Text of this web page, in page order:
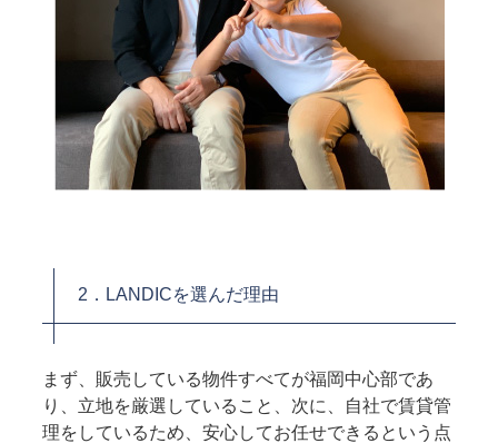
2．LANDICを選んだ理由
まず、販売している物件すべてが福岡中心部であ
り、立地を厳選していること、次に、自社で賃貸管
理をしているため、安心してお任せできるという点